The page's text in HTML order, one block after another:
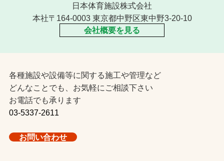
日本体育施設株式会社
本社〒164-0003 東京都中野区東中野3-20-10
会社概要を見る
各種施設や設備等に関する施工や管理など
どんなことでも、お気軽にご相談下さい
お電話でも承ります
03-5337-2611
お問い合わせ